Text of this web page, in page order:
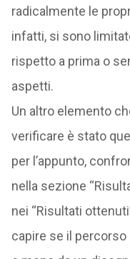
radicalmente le
infatti, si sono
rispetto a prima o
aspetti.
Un altro elemento
verificare è stato
per l’appunto,
nella sezione
nei “Risultati
capire se il